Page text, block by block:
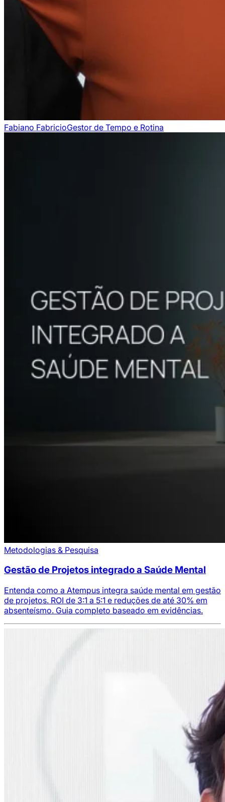
Fabiano FabricioGestor de Tempo e Rotina
Metodologias & Pesquisa
Gestão de Projetos integrado a Saúde Mental
Entenda como a Atempus integra saúde mental em gestão
de projetos. ROI de 3:1 a 5:1 e reduções de até 30% em
absenteísmo. Guia completo baseado em evidências.